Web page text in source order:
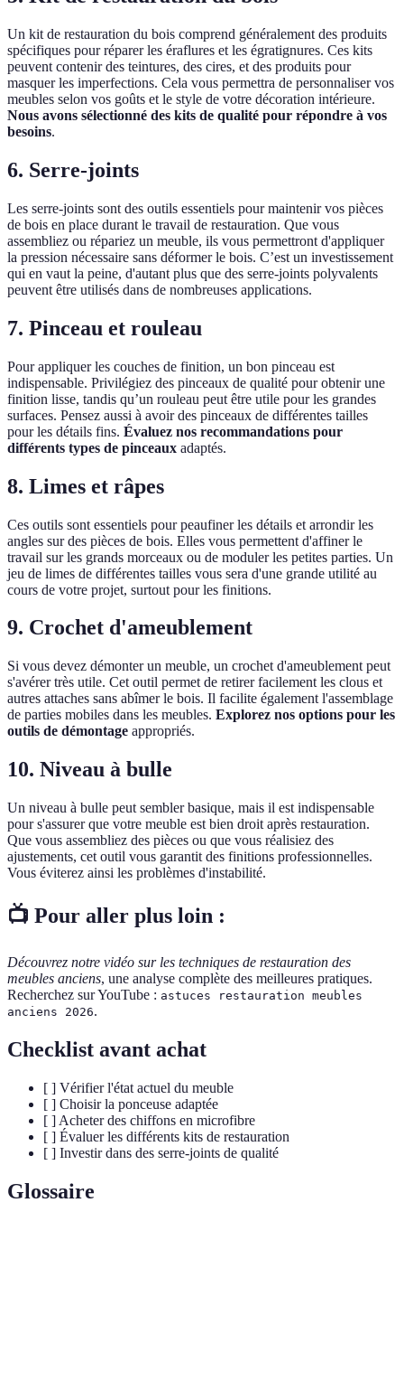
Un kit de restauration du bois comprend généralement des produits
spécifiques pour réparer les éraflures et les égratignures. Ces kits
peuvent contenir des teintures, des cires, et des produits pour
masquer les imperfections. Cela vous permettra de personnaliser vos
meubles selon vos goûts et le style de votre décoration intérieure.
Nous avons sélectionné des kits de qualité pour répondre à vos
besoins.
6. Serre-joints
Les serre-joints sont des outils essentiels pour maintenir vos pièces
de bois en place durant le travail de restauration. Que vous
assembliez ou répariez un meuble, ils vous permettront d'appliquer
la pression nécessaire sans déformer le bois. C’est un investissement
qui en vaut la peine, d'autant plus que des serre-joints polyvalents
peuvent être utilisés dans de nombreuses applications.
7. Pinceau et rouleau
Pour appliquer les couches de finition, un bon pinceau est
indispensable. Privilégiez des pinceaux de qualité pour obtenir une
finition lisse, tandis qu’un rouleau peut être utile pour les grandes
surfaces. Pensez aussi à avoir des pinceaux de différentes tailles
pour les détails fins. Évaluez nos recommandations pour
différents types de pinceaux adaptés.
8. Limes et râpes
Ces outils sont essentiels pour peaufiner les détails et arrondir les
angles sur des pièces de bois. Elles vous permettent d'affiner le
travail sur les grands morceaux ou de moduler les petites parties. Un
jeu de limes de différentes tailles vous sera d'une grande utilité au
cours de votre projet, surtout pour les finitions.
9. Crochet d'ameublement
Si vous devez démonter un meuble, un crochet d'ameublement peut
s'avérer très utile. Cet outil permet de retirer facilement les clous et
autres attaches sans abîmer le bois. Il facilite également l'assemblage
de parties mobiles dans les meubles. Explorez nos options pour les
outils de démontage appropriés.
10. Niveau à bulle
Un niveau à bulle peut sembler basique, mais il est indispensable
pour s'assurer que votre meuble est bien droit après restauration.
Que vous assembliez des pièces ou que vous réalisiez des
ajustements, cet outil vous garantit des finitions professionnelles.
Vous éviterez ainsi les problèmes d'instabilité.
📺 Pour aller plus loin :
Découvrez notre vidéo sur les techniques de restauration des
meubles anciens, une analyse complète des meilleures pratiques.
Recherchez sur YouTube : astuces restauration meubles
anciens 2026.
Checklist avant achat
[ ] Vérifier l'état actuel du meuble
[ ] Choisir la ponceuse adaptée
[ ] Acheter des chiffons en microfibre
[ ] Évaluer les différents kits de restauration
[ ] Investir dans des serre-joints de qualité
Glossaire